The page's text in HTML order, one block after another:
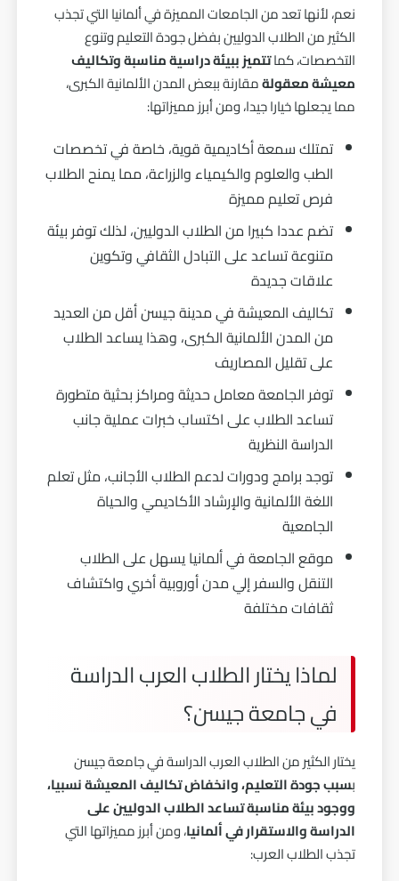
نعم، لأنها تعد من الجامعات المميزة في ألمانيا التي تجذب
الكثير من الطلاب الدوليين بفضل جودة التعليم وتنوع
التخصصات، كماتتميز ببيئة دراسية مناسبة وتكاليف
معيشة معقولةمقارنة ببعض المدن الألمانية الكبرى،
مما يجعلها خيارا جيدا، ومن أبرز مميزاتها:
تمتلك سمعة أكاديمية قوية، خاصة في تخصصات
الطب والعلوم والكيمياء والزراعة، مما يمنح الطلاب
فرص تعليم مميزة
تضم عددا كبيرا من الطلاب الدوليين، لذلك توفر بيئة
متنوعة تساعد على التبادل الثقافي وتكوين
علاقات جديدة
تكاليف المعيشة في مدينة جيسن أقل من العديد
من المدن الألمانية الكبرى، وهذا يساعد الطلاب
على تقليل المصاريف
توفر الجامعة معامل حديثة ومراكز بحثية متطورة
تساعد الطلاب على اكتساب خبرات عملية جانب
الدراسة النظرية
توجد برامج ودورات لدعم الطلاب الأجانب، مثل تعلم
اللغة الألمانية والإرشاد الأكاديمي والحياة
الجامعية
موقع الجامعة في ألمانيا يسهل على الطلاب
التنقل والسفر إلي مدن أوروبية أخري واكتشاف
ثقافات مختلفة
لماذا يختار الطلاب العرب الدراسة
في جامعة جيسن؟
يختار الكثير من الطلاب العرب الدراسة في جامعة جيسن
بسبب جودة التعليم، وانخفاض تكاليف المعيشة نسبيا،
ووجود بيئة مناسبة تساعد الطلاب الدوليين على
الدراسة والاستقرار في ألمانيا، ومن أبرز مميزاتها التي
تجذب الطلاب العرب: